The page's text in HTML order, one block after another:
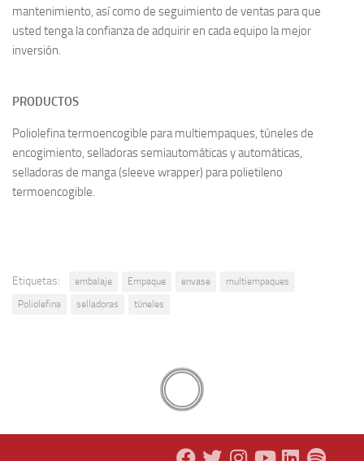
mantenimiento, así como de seguimiento de ventas para que
usted tenga la confianza de adquirir en cada equipo la mejor
inversión.
PRODUCTOS
Poliolefina termoencogible para multiempaques, túneles de
encogimiento, selladoras semiautomáticas y automáticas,
selladoras de manga (sleeve wrapper) para polietileno
termoencogible.
Etiquetas: embalaje Empaque envase
multiempaques
Poliolefina
selladoras túneles